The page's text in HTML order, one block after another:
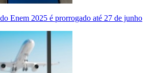
Enem 2025 é prorrogado até 27 de junho